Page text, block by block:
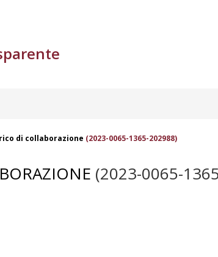
di collaborazione (2023-0065-1365-202988)
(2023-0065-